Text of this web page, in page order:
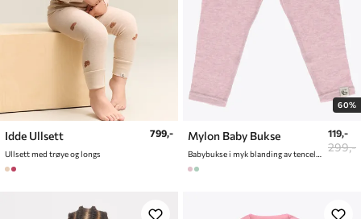
Idde Ullsett
Ullsett med trøye og longs
799,-
60%
Mylon Baby Bukse
Babybukse i myk blanding av tencel og ull
119,-
299,-